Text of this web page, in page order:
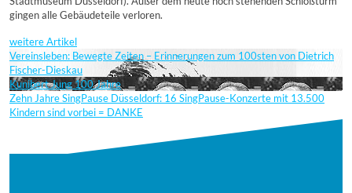
gingen alle Gebäudeteile verloren.
weitere Artikel
Vereinsleben: Bewegte Zeiten – Erinnerungen zum 100sten von Dietrich
Fischer-Dieskau
Kunibert Jung 100 Jahre
Zehn Jahre SingPause Düsseldorf: 16 SingPause-Konzerte mit 13.500
Kindern sind vorbei = DANKE